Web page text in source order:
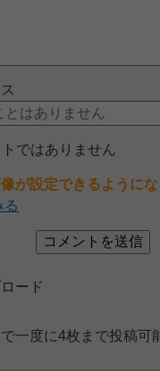
ではありません
が設定できるように
る
ード
一度に4枚まで投稿可